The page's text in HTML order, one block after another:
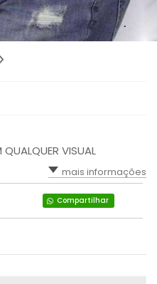
QUALQUER VISUAL
mais informações
Compartilhar